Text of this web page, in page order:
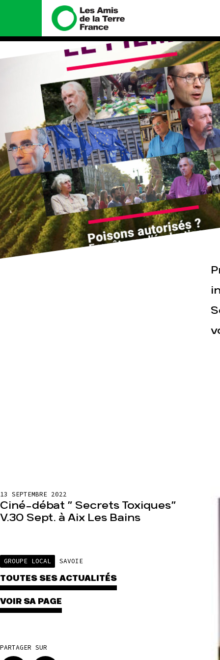
Nous connaître
Histoire
Manifeste
Missions et méthodes
Valeurs
Équipes et
fonctionnement
Le réseau dans le monde
Nos alliés
Je soutiens les Amis de la
Terre
Nos
Total, rendez-
tribunal
Gaz « naturel
enfumage
Mode : une
destructrice
Gaz au
violence
Nos autres
Espace
13 SEPTEMBRE 2022
Ciné-débat ” Secrets Toxiques”
V.30 Sept. à Aix Les Bains
GROUPE LOCAL SAVOIE
TOUTES SES ACTUALITÉS
VOIR SA PAGE
PARTAGER SUR